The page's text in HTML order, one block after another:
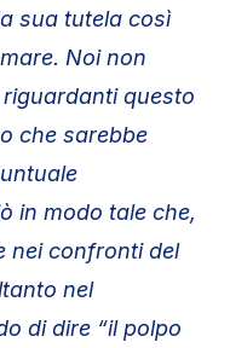
sua tutela così
Noi non
questo
che sarebbe
in modo tale che,
nei confronti del
nel
di dire “il polpo